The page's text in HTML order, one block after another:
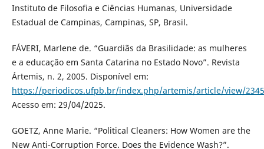
Instituto de Filosofia e Ciências Humanas, Universidade
Estadual de Campinas, Campinas, SP, Brasil.
FÁVERI, Marlene de. “Guardiãs da Brasilidade: as mulheres
e a educação em Santa Catarina no Estado Novo”. Revista
Ártemis, n. 2, 2005. Disponível em:
https://periodicos.ufpb.br/index.php/artemis/article/view/2345
Acesso em: 29/04/2025.
GOETZ, Anne Marie. “Political Cleaners: How Women are the
New Anti-Corruption Force. Does the Evidence Wash?”.